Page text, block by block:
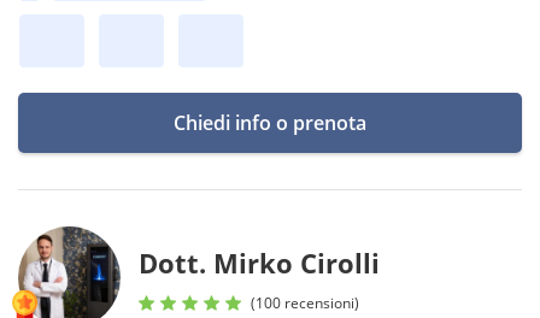
Chiedi info o prenota
Dott. Mirko Cirolli
(100 recensioni)